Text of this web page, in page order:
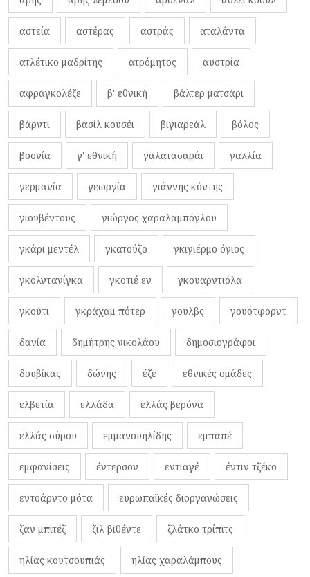
αστεία αστέρας αστράς αταλάντα
ατλέτικο μαδρίτης ατρόμητος αυστρία
αφραγκολέζε β' εθνική βάλτερ ματσάρι
βάρντι βασίλ κουσέι βιγιαρεάλ βόλος
βοσνία γ' εθνική γαλατασαράι γαλλία
γερμανία γεωργία γιάννης κόντης
γιουβέντους γιώργος χαραλαμπόγλου
γκάρι μεντέλ γκατούζο γκιγιέρμο όγιος
γκολντανίγκα γκοτιέ εν γκουαρντιόλα
γκούτι γκράχαμ πότερ γουλβς γουότφορντ
δανία δημήτρης νικολάου δημοσιογράφοι
δουβίκας δώνης έζε εθνικές ομάδες
ελβετία ελλάδα ελλάς βερόνα
ελλάς σύρου εμμανουηλίδης εμπαπέ
εμφανίσεις έντερσον εντιαγέ έντιν τζέκο
εντοάρντο μότα ευρωπαϊκές διοργανώσεις
ζαν μπιτέζ ζιλ βιθέντε ζλάτκο τρίπιτς
ηλίας κουτσουπιάς ηλίας χαραλάμπους